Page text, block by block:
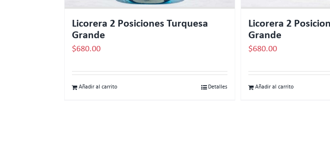
Licorera 2 Posiciones Turquesa
Grande
$680.00
Añadir al carrito Detalles
Licorera 2
Grande
$680.00
Añadir al carrito